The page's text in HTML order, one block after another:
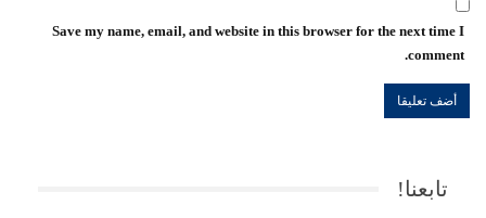
Save my name, email, and website in this browser for the next time I
comment.
تابعنا!